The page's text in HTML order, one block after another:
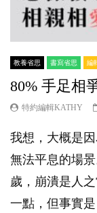
教養省思 書寫省思 編
80% 手足相
特約編輯KATHY
我想，大概是
無法平息的場
歲，崩潰是人
一點，但事實